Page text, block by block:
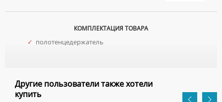
КОМПЛЕКТАЦИЯ ТОВАРА
✓ полотенцедержатель
Другие пользователи также хотели
купить